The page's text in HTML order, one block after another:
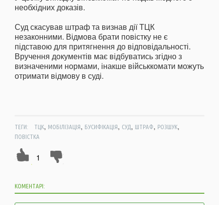
необхідних доказів.
Суд скасував штраф та визнав дії ТЦК
незаконними. Відмова брати повістку не є
підставою для притягнення до відповідальності.
Вручення документів має відбуватись згідно з
визначеними нормами, інакше військкомати можуть
отримати відмову в суді.
ТЕГИ: ТЦК, МОБІЛІЗАЦІЯ, БУСИФІКАЦІЯ, СУД, ШТРАФ, РОЗШУК,
ПОВІСТКА
1
КОМЕНТАРІ: